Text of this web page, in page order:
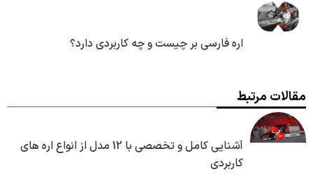
اره فارسی بر چیست و چه کاربردی دارد؟
مقالات مرتبط
آشنایی کامل و تخصصی با 12 مدل از انواع اره های
کاربردی